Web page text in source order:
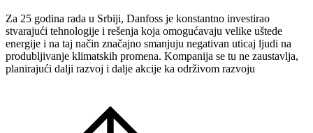
Za 25 godina rada u Srbiji, Danfoss je konstantno investirao
stvarajući tehnologije i rešenja koja omogućavaju velike uštede
energije i na taj način značajno smanjuju negativan uticaj ljudi na
produbljivanje klimatskih promena. Kompanija se tu ne zaustavlja,
planirajući dalji razvoj i dalje akcije ka održivom razvoju